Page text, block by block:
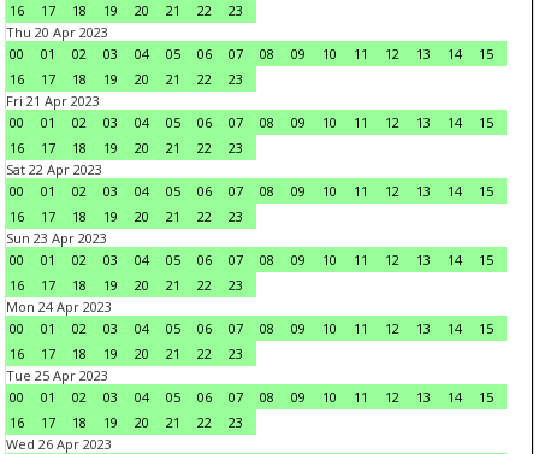
16
17 18 19 20 21 22
23
Thu 20 Apr 2023
00
01 02 03 04 05 06 07 08 09 10 11 12 13 14
15
16
17 18 19 20 21 22
23
Fri 21 Apr 2023
00
01 02 03 04 05 06 07 08 09 10 11 12 13 14
15
16
17 18 19 20 21 22
23
Sat 22 Apr 2023
00
01 02 03 04 05 06 07 08 09 10 11 12 13 14
15
16
17 18 19 20 21 22
23
Sun 23 Apr 2023
00
01 02 03 04 05 06 07 08 09 10 11 12 13 14
15
16
17 18 19 20 21 22
23
Mon 24 Apr 2023
00
01 02 03 04 05 06 07 08 09 10 11 12 13 14
15
16
17 18 19 20 21 22
23
Tue 25 Apr 2023
00
01 02 03 04 05 06 07 08 09 10 11 12 13 14
15
16
17 18 19 20 21 22
23
Wed 26 Apr 2023